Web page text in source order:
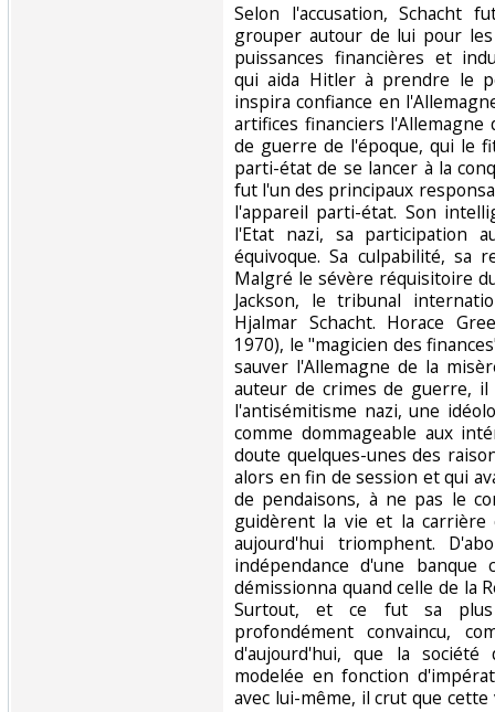
‎Selon l'accusation, Schacht
grouper autour de lui pour
puissances financières et
qui aida Hitler à prendre le
inspira confiance en
artifices financiers
de guerre de l'époque, qui le
parti-état de se lancer à la
fut l'un des principaux
l'appareil parti-état. Son
l'Etat nazi, sa participation
équivoque. Sa culpabilité, sa
Malgré le sévère réquisitoire
Jackson, le tribunal
Hjalmar Schacht. Horace
1970), le "magicien des
sauver l'Allemagne de la
auteur de crimes de guerre,
l'antisémitisme nazi, une
comme dommageable aux
doute quelques-unes des
alors en fin de session et qui
de pendaisons, à ne pas le
guidèrent la vie et la carrière
aujourd'hui triomphent.
indépendance d'une
démissionna quand celle de la
Surtout, et ce fut sa
profondément convaincu,
d'aujourd'hui, que la société
modelée en fonction
avec lui-même, il crut que